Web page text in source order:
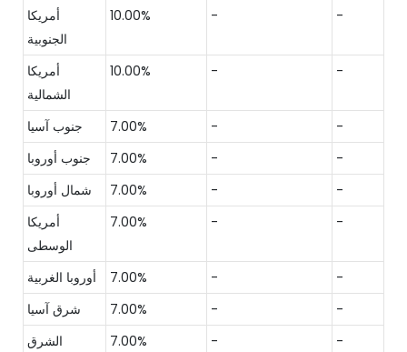
أمريكا
الجنوبية
10.00% - -
أمريكا
الشمالية
10.00% - -
جنوب آسيا 7.00% -
-
جنوب أوروبا
7.00% -
-
شمال أوروبا
7.00% -
-
أمريكا
الوسطى
7.00% - -
أوروبا الغربية 7.00% -
-
شرق آسيا
7.00% -
-
الشرق
7.00% - -